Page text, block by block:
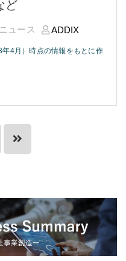
ど
ュース ADDIX
4月）時点の情報をもとに作